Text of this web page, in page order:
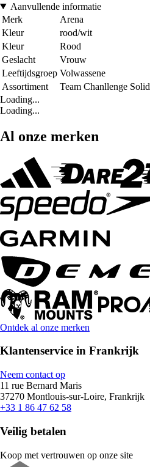
Aanvullende informatie
Merk
Arena
Kleur
rood/wit
Kleur
Rood
Geslacht
Vrouw
Leeftijdsgroep Volwassene
Assortiment
Team Chanllenge Solid
Loading...
Loading...
Al onze merken
Ontdek al onze merken
Klantenservice in Frankrijk
Neem contact op
11 rue Bernard Maris
37270 Montlouis-sur-Loire, Frankrijk
+33 1 86 47 62 58
Veilig betalen
Koop met vertrouwen op onze site